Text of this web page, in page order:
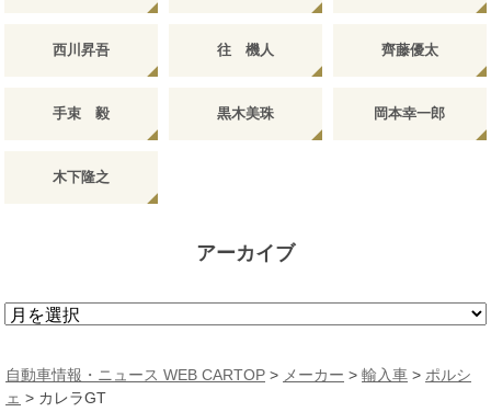
西川昇吾 往 機人 齊藤優太
手束 毅 黒木美珠 岡本幸一郎
木下隆之
アーカイブ
ア
カ
イ
自動車情報・ニュース WEB CARTOP > メーカー > 輸入車 > ポルシ
ェ > カレラGT